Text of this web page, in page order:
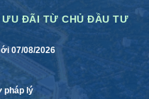
ƯU ĐÃI TỪ CHỦ ĐẦU TƯ
07/08/2026
pháp lý